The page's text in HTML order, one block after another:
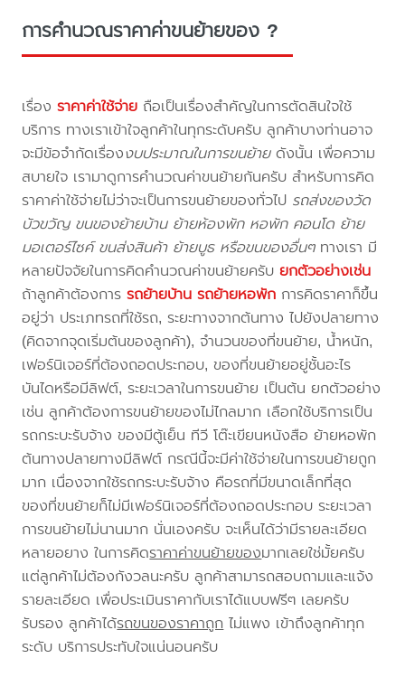
การคำนวณราคาค่าขนย้ายของ ?
เรื่องราคาค่าใช้จ่าย ถือเป็นเรื่องสำคัญในการตัดสินใจใช้
บริการ ทางเราเข้าใจลูกค้าในทุกระดับครับ ลูกค้าบางท่านอาจ
จะมีข้อจำกัดเรื่องงบประมาณในการขนย้ายดังนั้น เพื่อความ
สบายใจ เรามาดูการคำนวณค่าขนย้ายกันครับ สำหรับการคิด
ราคาค่าใช้จ่ายไม่ว่าจะเป็นการขนย้ายของทั่วไป รถส่งของวัด
บัวขวัญ ขนของย้ายบ้าน ย้ายห้องพัก หอพัก คอนโด ย้าย
มอเตอร์ไซค์ ขนส่งสินค้า ย้ายบูธ หรือขนของอื่นๆทางเรา มี
หลายปัจจัยในการคิดคำนวณค่าขนย้ายครับยกตัวอย่างเช่น
ถ้าลูกค้าต้องการรถย้ายบ้าน รถย้ายหอพัก การคิดราคาก็ขึ้น
อยู่ว่า ประเภทรถที่ใช้รถ, ระยะทางจากต้นทาง ไปยังปลายทาง
(คิดจากจุดเริ่มต้นของลูกค้า), จำนวนของที่ขนย้าย, น้ำหนัก,
เฟอร์นิเจอร์ที่ต้องถอดประกอบ, ของที่ขนย้ายอยู่ชั้นอะไร
บันไดหรือมีลิฟต์, ระยะเวลาในการขนย้าย เป็นต้น ยกตัวอย่าง
เช่น ลูกค้าต้องการขนย้ายของไม่ไกลมาก เลือกใช้บริการเป็น
รถกระบะรับจ้าง ของมีตู้เย็น ทีวี โต๊ะเขียนหนังสือ ย้ายหอพัก
ต้นทางปลายทางมีลิฟต์ กรณีนี้จะมีค่าใช้จ่ายในการขนย้ายถูก
มาก เนื่องจากใช้รถกระบะรับจ้าง คือรถที่มีขนาดเล็กที่สุด
ของที่ขนย้ายก็ไม่มีเฟอร์นิเจอร์ที่ต้องถอดประกอบ ระยะเวลา
การขนย้ายไม่นานมาก นั่นเองครับ จะเห็นได้ว่ามีรายละเอียด
หลายอยาง ในการคิดราคาค่าขนย้ายของมากเลยใช่มั้ยครับ
แต่ลูกค้าไม่ต้องกังวลนะครับ ลูกค้าสามารถสอบถามและแจ้ง
รายละเอียด เพื่อประเมินราคากับเราได้แบบฟรีๆ เลยครับ
รับรอง ลูกค้าได้รถขนของราคาถูกไม่แพง เข้าถึงลูกค้าทุก
ระดับ บริการประทับใจแน่นอนครับ